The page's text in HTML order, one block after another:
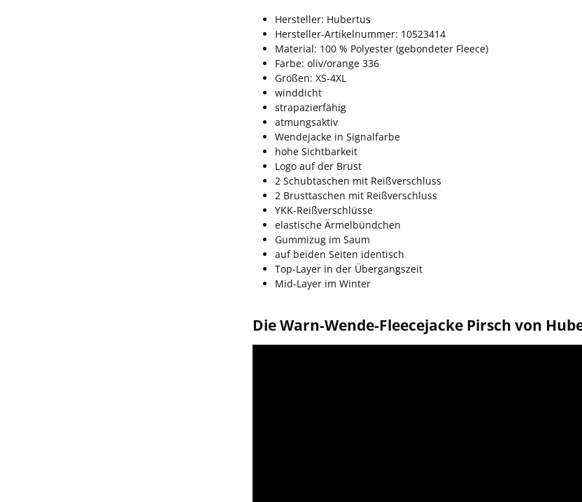
Hersteller: Hubertus
Hersteller-Artikelnummer: 10523414
Material: 100 % Polyester (gebondeter Fleece)
Farbe: oliv/orange 336
Größen: XS-4XL
winddicht
strapazierfähig
atmungsaktiv
Wendejacke in Signalfarbe
hohe Sichtbarkeit
Logo auf der Brust
2 Schubtaschen mit Reißverschluss
2 Brusttaschen mit Reißverschluss
YKK-Reißverschlüsse
elastische Ärmelbündchen
Gummizug im Saum
auf beiden Seiten identisch
Top-Layer in der Übergangszeit
Mid-Layer im Winter
Die Warn-Wende-Fleecejacke Pirsch von